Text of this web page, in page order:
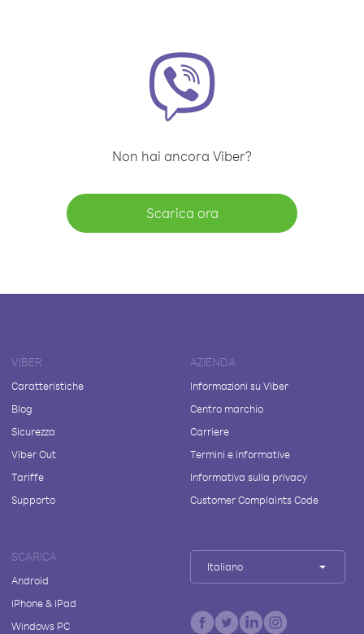
Non hai ancora Viber?
Scarica ora
VIBER
Caratteristiche
Blog
Sicurezza
Viber Out
Tariffe
Supporto
AZIENDA
Informazioni su Viber
Centro marchio
Carriere
Termini e informative
Informativa sulla privacy
Customer Complaints Code
SCARICA
Android
iPhone & iPad
Windows PC
Italiano